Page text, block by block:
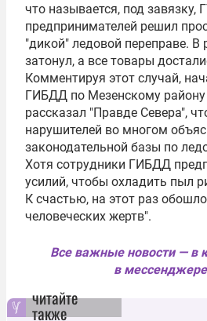
что называется, под завязку,
предпринимателей решил
"дикой" ледовой переправе. В
затонул, а все товары
Комментируя этот случай,
ГИБДД по Мезенскому району
рассказал "Правде Севера",
нарушителей во многом
законодательной базы по
Хотя сотрудники ГИБДД
усилий, чтобы охладить пыл
К счастью, на этот раз
человеческих жертв".
Все важные новости — в
в
читайте
также